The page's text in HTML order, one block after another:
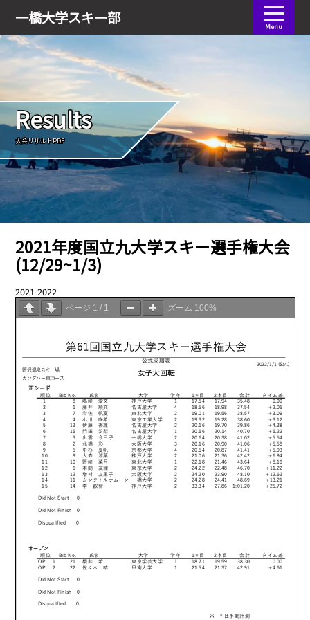
一橋大学スキー部 Menu
会員ログイン
Results
大会リザルトPDF
2021年度国立九大学スキー選手権大会
(12/29~1/3)
2021-2022
ページ 1 / 1 ズーム 100%